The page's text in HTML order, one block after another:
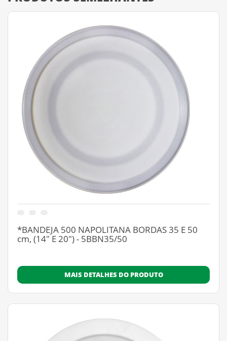
*BANDEJA 500 NAPOLITANA BORDAS 35 E 50
cm, (14" E 20") - 5BBN35/50
MAIS DETALHES DO PRODUTO